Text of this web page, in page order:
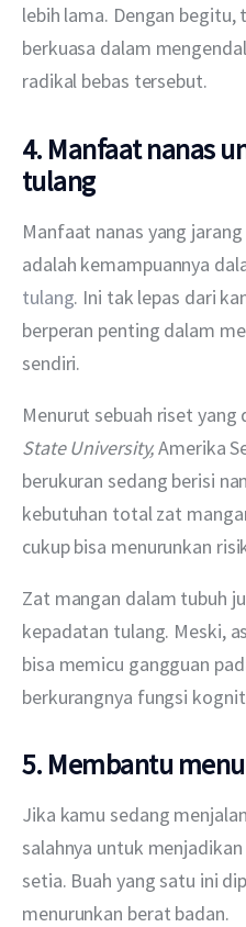
lebih lama. Dengan begitu,
berkuasa dalam
radikal bebas tersebut.
4. Manfaat nanas
tulang
Manfaat nanas yang
adalah kemampuannya
tulang. Ini tak lepas dari
berperan penting dalam
sendiri.
Menurut sebuah riset yang
State University, Amerika
berukuran sedang berisi
kebutuhan total zat
cukup bisa menurunkan
Zat mangan dalam tubuh
kepadatan tulang. Meski,
bisa memicu gangguan
berkurangnya fungsi
5. Membantu
Jika kamu sedang
salahnya untuk
setia. Buah yang satu ini
menurunkan berat badan.